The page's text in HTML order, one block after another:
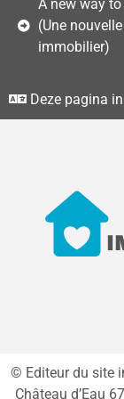
A new way
(Une
immobilier)
Deze pagina
© Editeur du site
Château d’Eau